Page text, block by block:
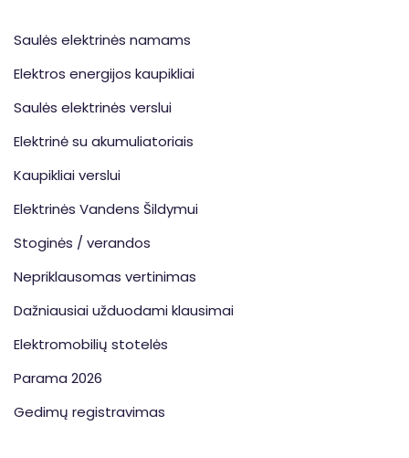
Saulės elektrinės namams
Elektros energijos kaupikliai
Saulės elektrinės verslui
Elektrinė su akumuliatoriais
Kaupikliai verslui
Elektrinės Vandens Šildymui
Stoginės / verandos
Nepriklausomas vertinimas
Dažniausiai užduodami klausimai
Elektromobilių stotelės
Parama 2026
Gedimų registravimas